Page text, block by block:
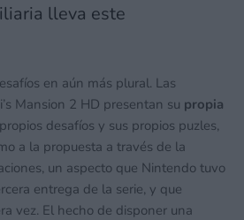
lleva este
en aún más plural. Las
Mansion 2 HD presentan su propia
desafíos y sus propios puzles,
a la propuesta a través de la
un aspecto que Nintendo tuvo
entrega de la serie, y que
vez. El hecho de disponer una